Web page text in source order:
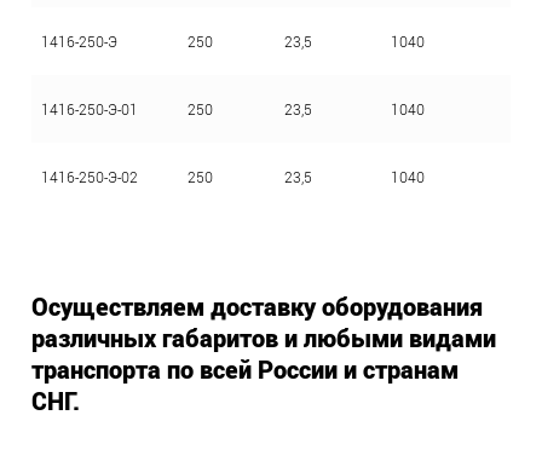
1416-250-Э 250 23,5 1040
1416-250-Э-01 250 23,5 1040
1416-250-Э-02 250 23,5 1040
Осуществляем доставку оборудования
различных габаритов и любыми видами
транспорта по всей России и странам
СНГ.